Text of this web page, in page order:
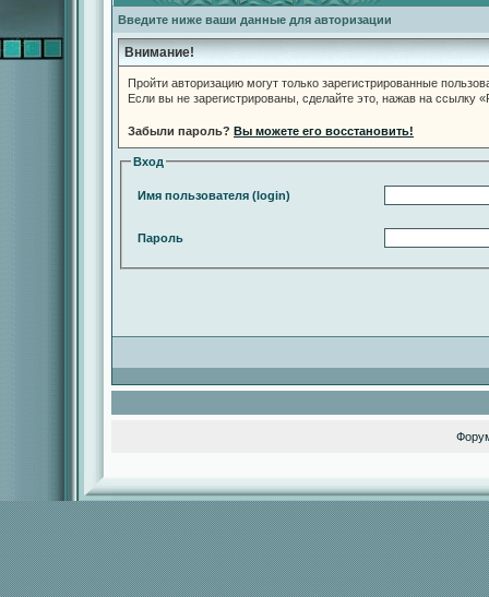
Введите ниже ваши данные для авторизации
Внимание!
Пройти авторизацию могут только зарегистрированные
Если вы не зарегистрированы, сделайте это, нажав на ссылку
Забыли пароль? Вы можете его восстановить!
Вход
Имя пользователя (login)
Пароль